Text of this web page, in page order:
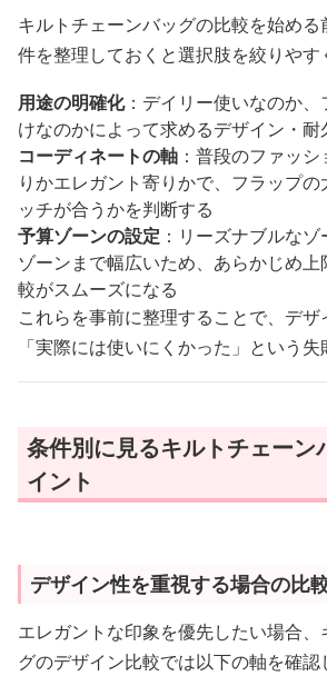
キルトチェーンバッグの比較を始め
件を整理しておくと選択肢を絞りやす
用途の明確化：デイリー使いなのか、
けなのかによって求めるデザイン・耐
コーディネートの軸 ：普段のファッ
りかエレガント寄りかで、フラップ
ッチが合うかを判断する
予算ゾーンの設定 ：リーズナブルな
ゾーンまで幅広いため、あらかじめ
較がスムーズになる
これらを事前に整理することで、デ
「実際には使いにくかった」という失
条件別に見るキルトチェーン
イント
デザイン性を重視する場合の比
エレガントな印象を優先したい場合
グのデザイン比較では以下の軸を確認